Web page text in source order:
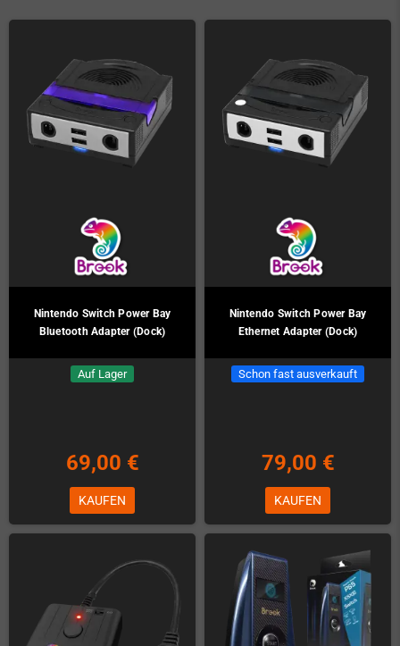
Nintendo Switch Power Bay
Bluetooth Adapter (Dock)
Auf Lager
69,00 €
KAUFEN
Nintendo Switch Power Bay
Ethernet Adapter (Dock)
Schon fast ausverkauft
79,00 €
KAUFEN